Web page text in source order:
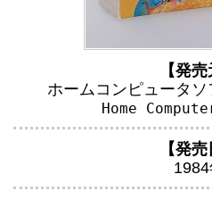
【発売
ホームコンピュータソ
Home
【発売